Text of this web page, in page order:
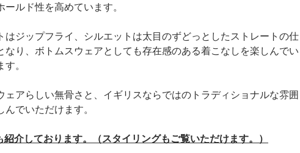
ールド性を高めています。
はジップフライ、シルエットは太目のずどっとしたストレートの仕
なり、ボトムスウェアとしても存在感のある着こなしを楽しんでい
。
ェアらしい無骨さと、イギリスならではのトラディショナルな雰囲
んでいただけます。
紹介しております。（スタイリングもご覧いただけます。）